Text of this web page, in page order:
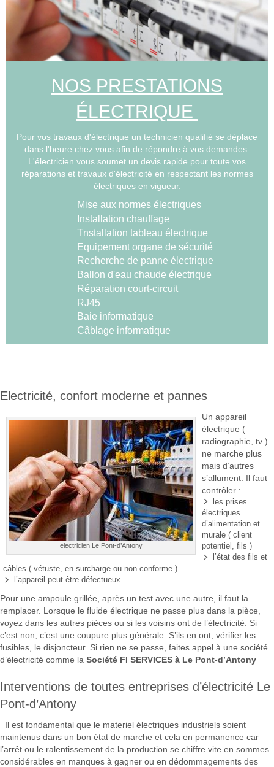
NOS PRESTATIONS
ÉLECTRIQUE
Pour vos travaux d'électrique un technicien qualifié se déplace
dans l'heure chez vous afin de répondre à vos demandes.
L'électricien vous soumet un devis rapide pour toute vos
réparations et travaux d'électricité en respectant les normes
électriques en vigueur.
Mise aux normes électriques
Installation chauffage
Tnstallation tableau électrique
Equipement organe de sécurité
Recherche de panne électrique
Ballon d'eau chaude électrique
Réparation court-circuit
RJ45
Baie informatique
Câblage informatique
Electricité, confort moderne et pannes
electricien Le Pont-d’Antony
Un appareil
électrique (
radiographie, tv )
ne marche plus
mais d’autres
s’allument. Il faut
contrôler :
les prises
électriques
d’alimentation et
murale ( client
potentiel, fils )
l’état des fils et
câbles ( vétuste, en surcharge ou non conforme )
l’appareil peut être défectueux.
Pour une ampoule grillée, après un test avec une autre, il faut la
remplacer. Lorsque le fluide électrique ne passe plus dans la pièce,
voyez dans les autres pièces ou si les voisins ont de l’électricité. Si
c’est non, c’est une coupure plus générale. S’ils en ont, vérifier les
fusibles, le disjoncteur. Si rien ne se passe, faites appel à une société
d’électricité comme la Société FI SERVICES à Le Pont-d’Antony
Interventions de toutes entreprises d’électricité Le
Pont-d’Antony
Il est fondamental que le materiel électriques industriels soient
maintenus dans un bon état de marche et cela en permanence car
l’arrêt ou le ralentissement de la production se chiffre vite en sommes
considérables en manques à gagner ou en dédommagements des